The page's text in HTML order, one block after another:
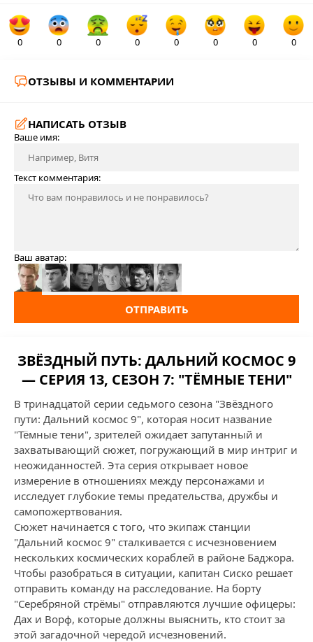
0 0 0 0 0 0 0 0
ОТЗЫВЫ И КОММЕНТАРИИ
НАПИСАТЬ ОТЗЫВ
Ваше имя:
Текст комментария:
Ваш аватар:
ОТПРАВИТЬ
ЗВЁЗДНЫЙ ПУТЬ: ДАЛЬНИЙ КОСМОС 9
— СЕРИЯ 13, СЕЗОН 7: "ТЁМНЫЕ ТЕНИ"
В тринадцатой серии седьмого сезона "Звёздного
пути: Дальний космос 9", которая носит название
"Тёмные тени", зрителей ожидает запутанный и
захватывающий сюжет, погружающий в мир интриг и
неожиданностей. Эта серия открывает новое
измерение в отношениях между персонажами и
исследует глубокие темы предательства, дружбы и
самопожертвования.
Сюжет начинается с того, что экипаж станции
"Дальний космос 9" сталкивается с исчезновением
нескольких космических кораблей в районе Баджора.
Чтобы разобраться в ситуации, капитан Сиско решает
отправить команду на расследование. На борту
"Серебряной стрёмы" отправляются лучшие офицеры:
Дax и Ворф, которые должны выяснить, кто стоит за
этой загадочной чередой исчезновений.